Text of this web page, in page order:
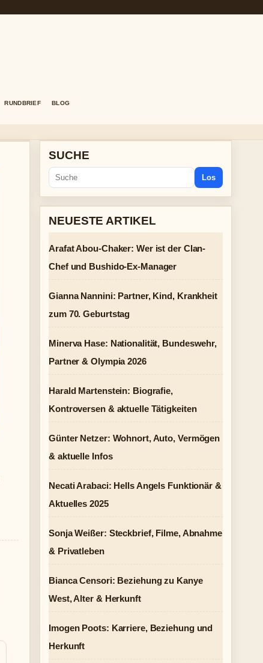
RUNDBRIEF BLOG
SUCHE
Los
NEUESTE ARTIKEL
Arafat Abou-Chaker: Wer ist der Clan-
Chef und Bushido-Ex-Manager
Gianna Nannini: Partner, Kind, Krankheit
zum 70. Geburtstag
Minerva Hase: Nationalität, Bundeswehr,
Partner & Olympia 2026
Harald Martenstein: Biografie,
Kontroversen & aktuelle Tätigkeiten
Günter Netzer: Wohnort, Auto, Vermögen
& aktuelle Infos
Necati Arabaci: Hells Angels Funktionär &
Aktuelles 2025
Sonja Weißer: Steckbrief, Filme, Abnahme
& Privatleben
Bianca Censori: Beziehung zu Kanye
West, Alter & Herkunft
Imogen Poots: Karriere, Beziehung und
Herkunft